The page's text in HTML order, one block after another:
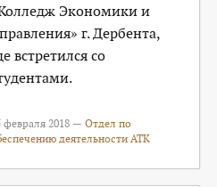
Экономики и
г. Дербента,
встретился со
февраля 2018 —Отдел по
деятельности АТК